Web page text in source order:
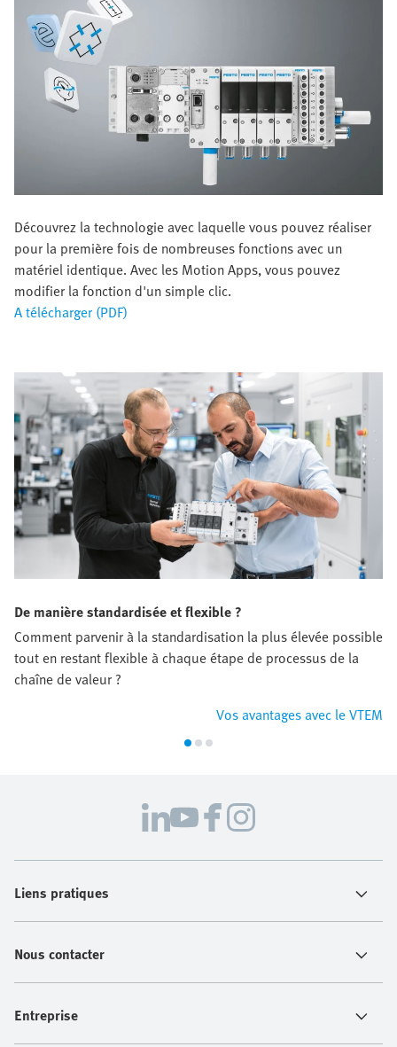
Découvrez la technologie avec laquelle vous pouvez réaliser
pour la première fois de nombreuses fonctions avec un
matériel identique. Avec les Motion Apps, vous pouvez
modifier la fonction d'un simple clic.
A télécharger (PDF)
De manière standardisée et flexible ?
Comment parvenir à la standardisation la plus élevée possible
tout en restant flexible à chaque étape de processus de la
chaîne de valeur ?
Vos avantages avec le VTEM
Liens pratiques
Nous contacter
Entreprise